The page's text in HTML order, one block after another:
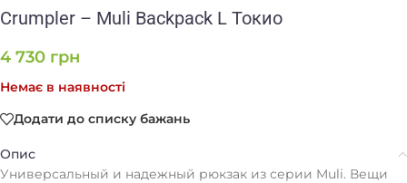
Crumpler – Muli Backpack L Токио
4 730 грн
Немає в наявності
Додати до списку бажань
Опис
Универсальный и надежный рюкзак из серии Muli. Вещи